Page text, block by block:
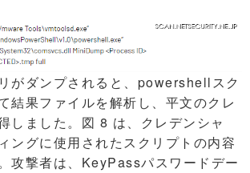
がダンプされると、powershellスク
結果ファイルを解析し、平文のクレ
しました。図 8 は、クレデンシャ
ングに使用されたスクリプトの内容
攻撃者は、KeyPassパスワードデー